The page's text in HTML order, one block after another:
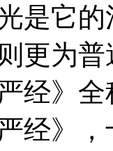
是它
更为
经》
经》